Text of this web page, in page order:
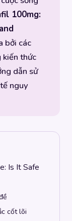
100mg:
bởi các
kiến thức
dẫn sử
nguy
Is It Safe
cốt lõi